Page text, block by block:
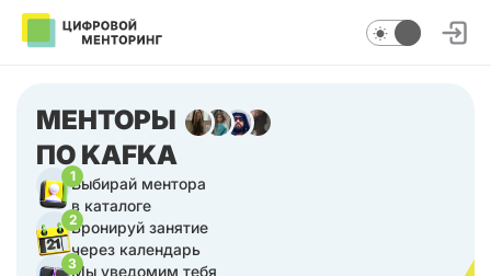
МЕНТОРЫ
ПО KAFKA
1Выбирай ментора
в каталоге
2Бронируй занятие
через календарь
3Мы уведомим тебя